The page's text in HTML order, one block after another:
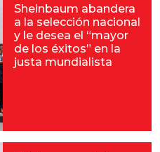
Sheinbaum abandera
a la selección nacional
y le desea el “mayor
de los éxitos” en la
justa mundialista